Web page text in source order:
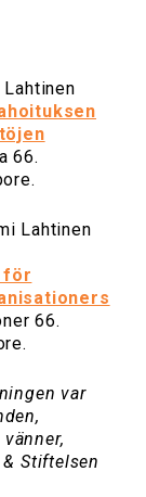
66.
Lahtinen
för
66.
var
Stiftelsen